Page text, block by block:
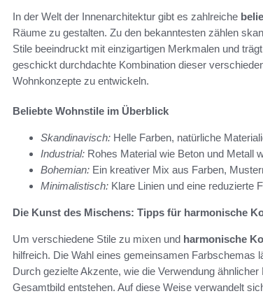
In der Welt der Innenarchitektur gibt es zahlreiche
Räume zu gestalten. Zu den bekanntesten zählen
Stile beeindruckt mit einzigartigen Merkmalen und
geschickt durchdachte Kombination dieser
Wohnkonzepte zu entwickeln.
Beliebte Wohnstile im Überblick
Skandinavisch: Helle Farben, natürliche
Industrial: Rohes Material wie Beton und Metall
Bohemian: Ein kreativer Mix aus Farben,
Minimalistisch: Klare Linien und eine reduzierte
Die Kunst des Mischens: Tipps für harmonische
Um verschiedene Stile zu mixen und harmonische
hilfreich. Die Wahl eines gemeinsamen
Durch gezielte Akzente, wie die Verwendung
Gesamtbild entstehen. Auf diese Weise verwandelt